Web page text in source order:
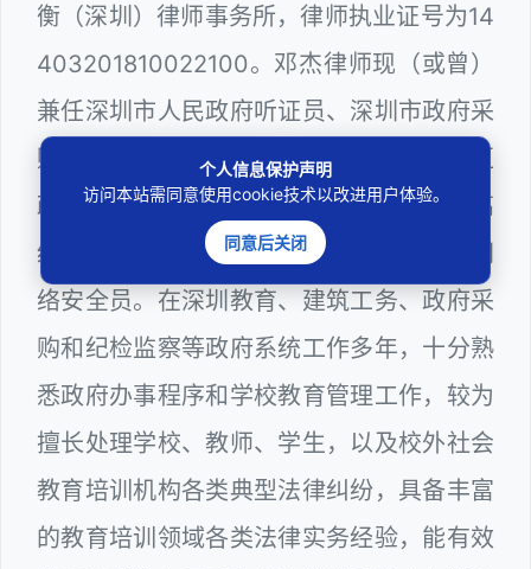
衡（深圳）律师事务所，律师执业证号为14
403201810022100。邓杰律师现（或曾）
兼任深圳市人民政府听证员、深圳市政府采
购评审专家（法律类），曾担任深圳市某区
政府部门公职律师、深圳市某区公办学校高
级教师、建设工程定标专家、计算机信息网
络安全员。在深圳教育、建筑工务、政府采
购和纪检监察等政府系统工作多年，十分熟
悉政府办事程序和学校教育管理工作，较为
擅长处理学校、教师、学生，以及校外社会
教育培训机构各类典型法律纠纷，具备丰富
的教育培训领域各类法律实务经验，能有效
个人信息保护声明
访问本站需同意使用cookie技术以改进用户体验。
同意后关闭